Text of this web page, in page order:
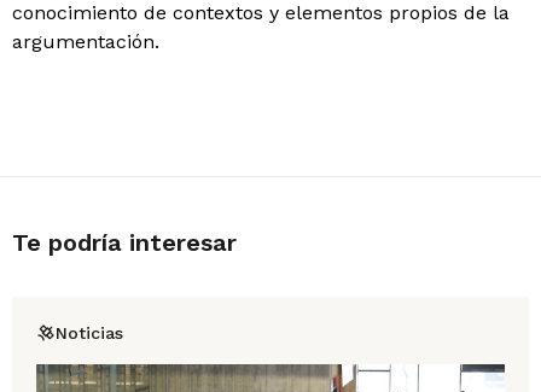
conocimiento de contextos y elementos propios de la
argumentación.
Te podría interesar
Noticias